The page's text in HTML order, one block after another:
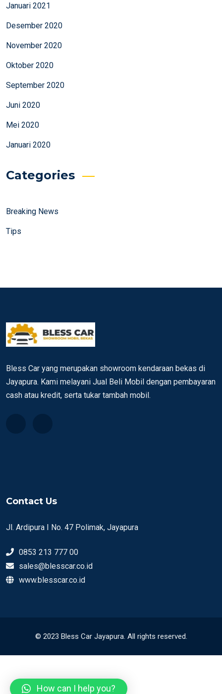
Januari 2021
Desember 2020
November 2020
Oktober 2020
September 2020
Juni 2020
Mei 2020
Januari 2020
Categories
Breaking News
Tips
Bless Car yang merupakan showroom kendaraan bekas di
Jayapura. Kami melayani Jual Beli Mobil dengan pembayaran
cash atau kredit, serta tukar tambah mobil.
Contact Us
Jl. Ardipura I No. 47 Polimak, Jayapura
0853 213 777 00
sales@blesscar.co.id
www.blesscar.co.id
© 2023 Bless Car Jayapura. All rights reserved.
How can I help you?